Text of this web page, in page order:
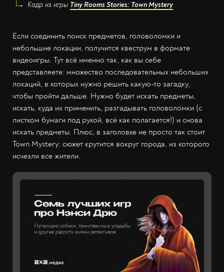
Кадр из игры Tiny Rooms Stories: Town Mystery
Если соединить поиск предметов, головоломки и
небольшие локации, получится квеструм в формате
видеоигры. Тут всё именно так, как вы себе
представляете: множество последовательных небольших
локаций, в которых нужно решить какую-то загадку,
чтобы пройти дальше. Нужно будет искать предметы,
искать, куда их применить, разгадывать головоломки (с
листком бумаги под рукой, всё как полагается!) и снова
искать предметы. Плюс, в заголовке не просто так стоит
Town Mystery: сюжет крутится вокруг города, из которого
исчезли все жители.